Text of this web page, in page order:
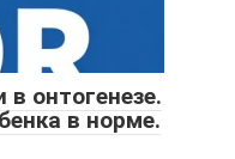
онтогенезе.
в норме.